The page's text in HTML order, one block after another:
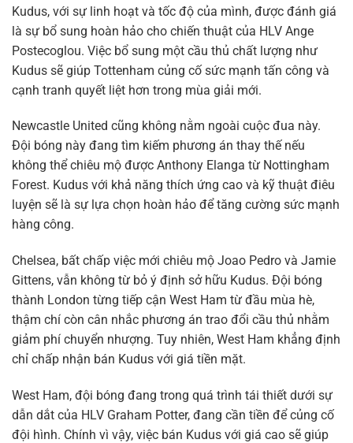
Kudus, với sự linh hoạt và tốc độ của mình, được đánh giá
là sự bổ sung hoàn hảo cho chiến thuật của HLV Ange
Postecoglou. Việc bổ sung một cầu thủ chất lượng như
Kudus sẽ giúp Tottenham củng cố sức mạnh tấn công và
cạnh tranh quyết liệt hơn trong mùa giải mới.
Newcastle United cũng không nằm ngoài cuộc đua này.
Đội bóng này đang tìm kiếm phương án thay thế nếu
không thể chiêu mộ được Anthony Elanga từ Nottingham
Forest. Kudus với khả năng thích ứng cao và kỹ thuật điêu
luyện sẽ là sự lựa chọn hoàn hảo để tăng cường sức mạnh
hàng công.
Chelsea, bất chấp việc mới chiêu mộ Joao Pedro và Jamie
Gittens, vẫn không từ bỏ ý định sở hữu Kudus. Đội bóng
thành London từng tiếp cận West Ham từ đầu mùa hè,
thậm chí còn cân nhắc phương án trao đổi cầu thủ nhằm
giảm phí chuyển nhượng. Tuy nhiên, West Ham khẳng định
chỉ chấp nhận bán Kudus với giá tiền mặt.
West Ham, đội bóng đang trong quá trình tái thiết dưới sự
dẫn dắt của HLV Graham Potter, đang cần tiền để củng cố
đội hình. Chính vì vậy, việc bán Kudus với giá cao sẽ giúp